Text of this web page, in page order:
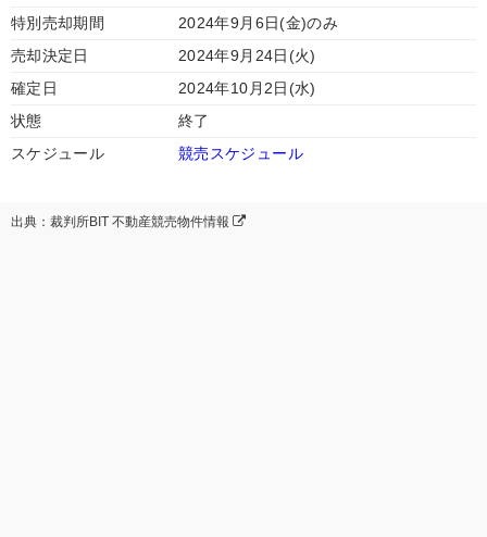
特別売却期間
2024年9月6日(金)のみ
売却決定日
2024年9月24日(火)
確定日
2024年10月2日(水)
状態
終了
スケジュール
競売スケジュール
出典：裁判所BIT 不動産競売物件情報